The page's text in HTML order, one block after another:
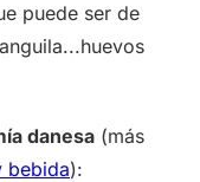
puede ser de
danesa (más
bebida):